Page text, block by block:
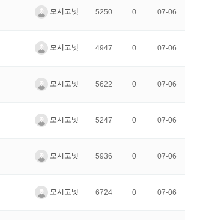
모시고넷 5250 0 07-06
모시고넷 4947 0 07-06
모시고넷 5622 0 07-06
모시고넷 5247 0 07-06
모시고넷 5936 0 07-06
모시고넷 6724 0 07-06